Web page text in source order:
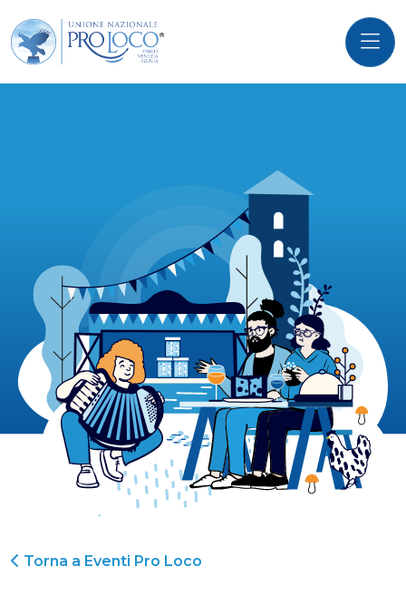
Torna a Eventi Pro Loco